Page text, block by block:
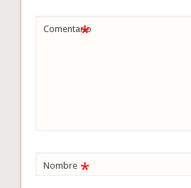
Comentario
*
Nombre *